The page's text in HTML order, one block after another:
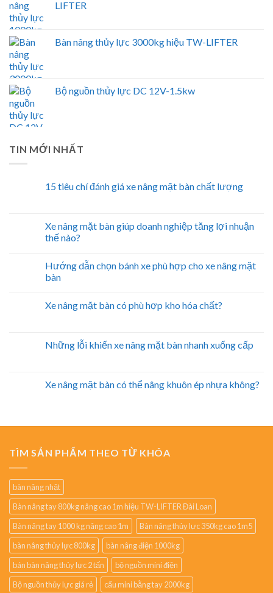
LIFTER
Bàn nâng thủy lực 3000kg hiệu TW-LIFTER
Bộ nguồn thủy lực DC 12V-1.5kw
TIN MỚI NHẤT
15 tiêu chí đánh giá xe nâng mặt bàn chất lượng
Xe nâng mặt bàn giúp doanh nghiệp tăng lợi nhuận
thế nào?
Hướng dẫn chọn bánh xe phù hợp cho xe nâng mặt
bàn
Xe nâng mặt bàn có phù hợp kho hóa chất?
Những lỗi khiến xe nâng mặt bàn nhanh xuống cấp
Xe nâng mặt bàn có thể nâng khuôn ép nhựa không?
TÌM SẢN PHẨM THEO TỪ KHÓA
bàn nâng nhật
Bàn nâng tay 800kg nâng cao 1m hiệu TW-LIFTER Đài Loan
Bàn nâng tay 1000 kg nâng cao 1m
Bàn nâng thủy lực 350kg cao 1m5
bàn nâng thủy lực 800kg
bàn nâng điện 1000kg
bán bàn nâng thủy lực 2 tấn
bộ nguồn mini điện
Bộ nguồn thủy lực giá rẻ
cẩu mini bằng tay 2000kg